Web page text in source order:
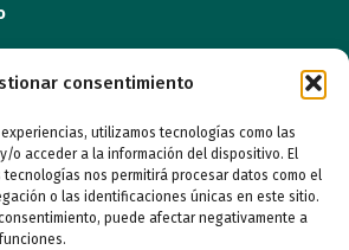
consentimiento
utilizamos tecnologías como las
o acceder a la información del dispositivo. El
nos permitirá procesar datos como el
o las identificaciones únicas en este sitio.
puede afectar negativamente a